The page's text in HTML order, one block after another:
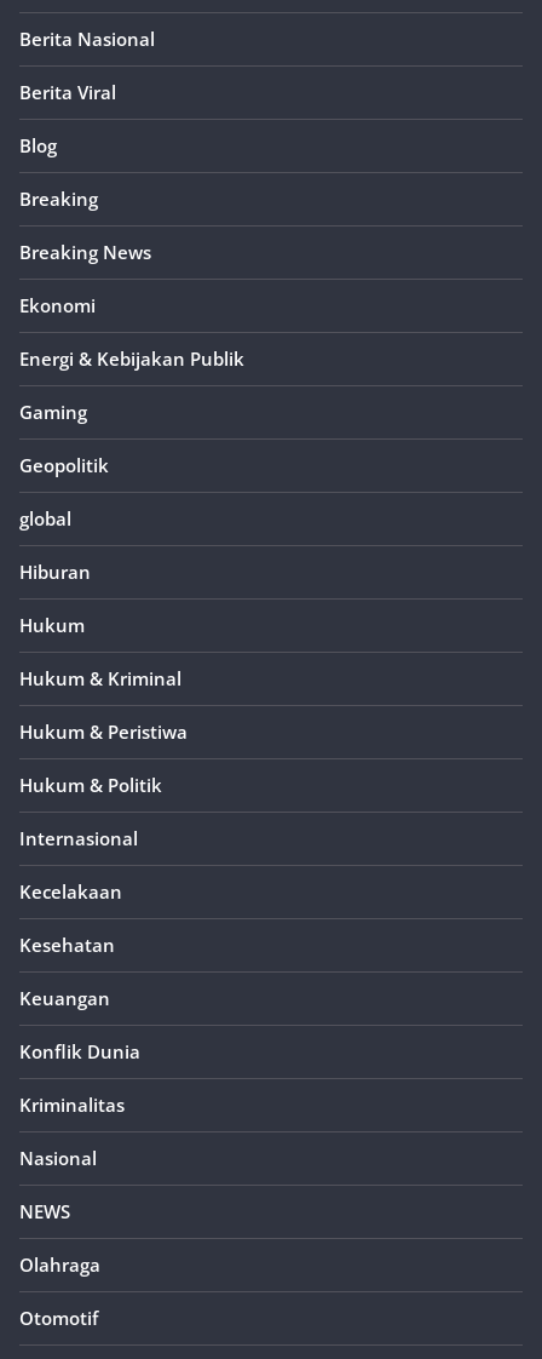
Berita Nasional
Berita Viral
Blog
Breaking
Breaking News
Ekonomi
Energi & Kebijakan Publik
Gaming
Geopolitik
global
Hiburan
Hukum
Hukum & Kriminal
Hukum & Peristiwa
Hukum & Politik
Internasional
Kecelakaan
Kesehatan
Keuangan
Konflik Dunia
Kriminalitas
Nasional
NEWS
Olahraga
Otomotif